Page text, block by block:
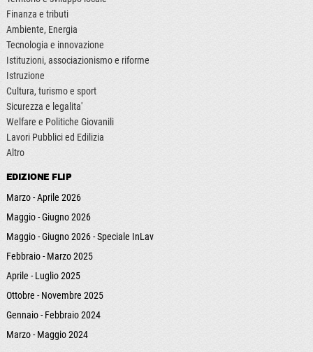
Finanza e tributi
Ambiente, Energia
Tecnologia e innovazione
Istituzioni, associazionismo e riforme
Istruzione
Cultura, turismo e sport
Sicurezza e legalita'
Welfare e Politiche Giovanili
Lavori Pubblici ed Edilizia
Altro
EDIZIONE FLIP
Marzo - Aprile 2026
Maggio - Giugno 2026
Maggio - Giugno 2026 - Speciale InLav
Febbraio - Marzo 2025
Aprile - Luglio 2025
Ottobre - Novembre 2025
Gennaio - Febbraio 2024
Marzo - Maggio 2024